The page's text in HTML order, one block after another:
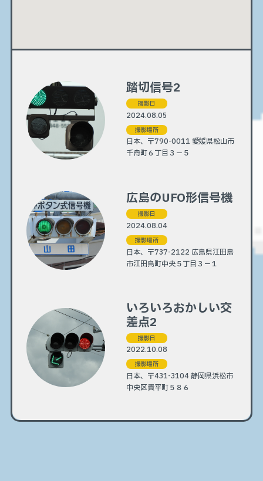
踏切信号2
撮影日
2024.08.05
撮影場所
日本、〒790-0011 愛媛県松山市
千舟町６丁目３−５
広島のUFO形信号機
撮影日
2024.08.04
撮影場所
日本、〒737-2122 広島県江田島
市江田島町中央５丁目３−１
いろいろおかしい交
差点2
撮影日
2022.10.08
撮影場所
日本、〒431-3104 静岡県浜松市
中央区貴平町５８６